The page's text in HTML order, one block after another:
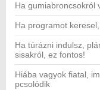
Ha gumiabroncsokról
Ha programot
Ha túrázni indulsz,
sisakról, ez fontos!
Hiába vagyok fiatal,
pcsolódik